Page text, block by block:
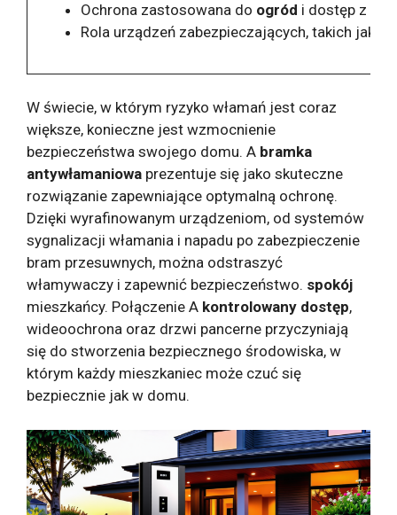
Ochrona zastosowana do ogród i dostęp z
Rola urządzeń zabezpieczających, takich jak
W świecie, w którym ryzyko włamań jest coraz
większe, konieczne jest wzmocnienie
bezpieczeństwa swojego domu. A bramka
antywłamaniowa prezentuje się jako skuteczne
rozwiązanie zapewniające optymalną ochronę.
Dzięki wyrafinowanym urządzeniom, od systemów
sygnalizacji włamania i napadu po zabezpieczenie
bram przesuwnych, można odstraszyć
włamywaczy i zapewnić bezpieczeństwo. spokój
mieszkańcy. Połączenie A kontrolowany dostęp,
wideoochrona oraz drzwi pancerne przyczyniają
się do stworzenia bezpiecznego środowiska, w
którym każdy mieszkaniec może czuć się
bezpiecznie jak w domu.